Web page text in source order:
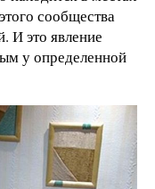
сообщества
И это явление
у определенной